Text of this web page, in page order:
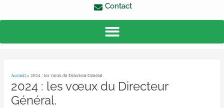
Contact
Accueil » 2024 : les vœux du Directeur Général.
2024 : les vœux du Directeur
Général.